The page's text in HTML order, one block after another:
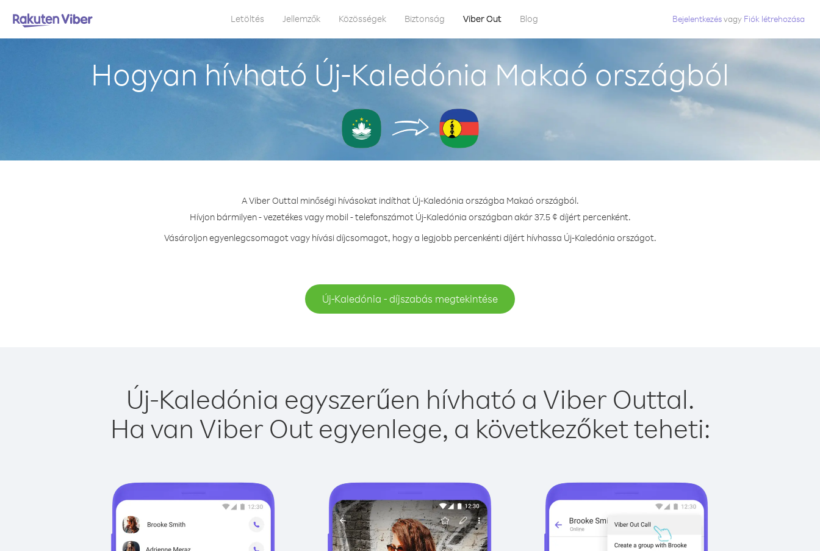
Letöltés Jellemzők Közösségek Biztonság Viber Out Blog Bejelentkezésvagy Fiók létrehozása
Hogyan hívható Új-Kaledónia Makaó országból
A Viber Outtal minőségi hívásokat indíthat Új-Kaledónia országba Makaó országból.
Hívjon bármilyen - vezetékes vagy mobil - telefonszámot Új-Kaledónia országban akár 37.5 ¢ díjért percenként.
Vásároljon egyenlegcsomagot vagy hívási díjcsomagot, hogy a legjobb percenkénti díjért hívhassa Új-Kaledónia országot.
Új-Kaledónia - díjszabás megtekintése
Új-Kaledónia egyszerűen hívható a Viber Outtal.
Ha van Viber Out egyenlege, a következőket teheti: